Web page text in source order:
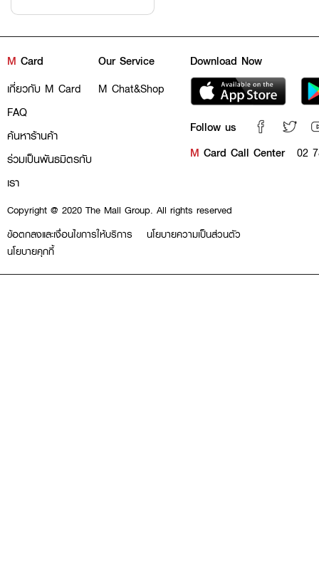
M Card
เกี่ยวกับ M Card
FAQ
ค้นหาร้านค้า
ร่วมเป็นพันธมิตรกับ
เรา
Our Service
M Chat&Shop
Download Now
Follow us
M Card Call Center 02
Copyright @ 2020 The Mall Group. All rights reserved
ข้อตกลงและเงื่อนไขการให้บริการ
นโยบายความเป็นส่วนตัว
นโยบายคุกกี้